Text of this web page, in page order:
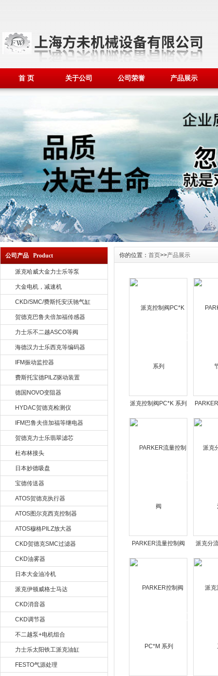
首 页 关于公司 公司荣誉 产品展示
公司产品 Product
派克哈威大金力士乐等泵
大金电机，减速机
CKD/SMC/费斯托安沃驰气缸
贺德克巴鲁夫倍加福传感器
力士乐不二越ASCO等阀
海德汉力士乐西克等编码器
IFM振动监控器
费斯托宝德PILZ驱动装置
德国NOVO变阻器
HYDAC贺德克检测仪
IFM巴鲁夫倍加福等继电器
贺德克力士乐翡翠滤芯
杜布林接头
日本妙德吸盘
宝德传送器
ATOS贺德克执行器
ATOS图尔克西克控制器
ATOS穆格PILZ放大器
CKD贺德克SMC过滤器
CKD油雾器
日本大金油冷机
派克伊顿威格士马达
CKD消音器
CKD调节器
不二越泵+电机组合
力士乐太阳铁工派克油缸
FESTO气源处理
你的位置： 首页>>产品展示
派克控制阀PC*K 系列
PARKER流量控制阀 派克分